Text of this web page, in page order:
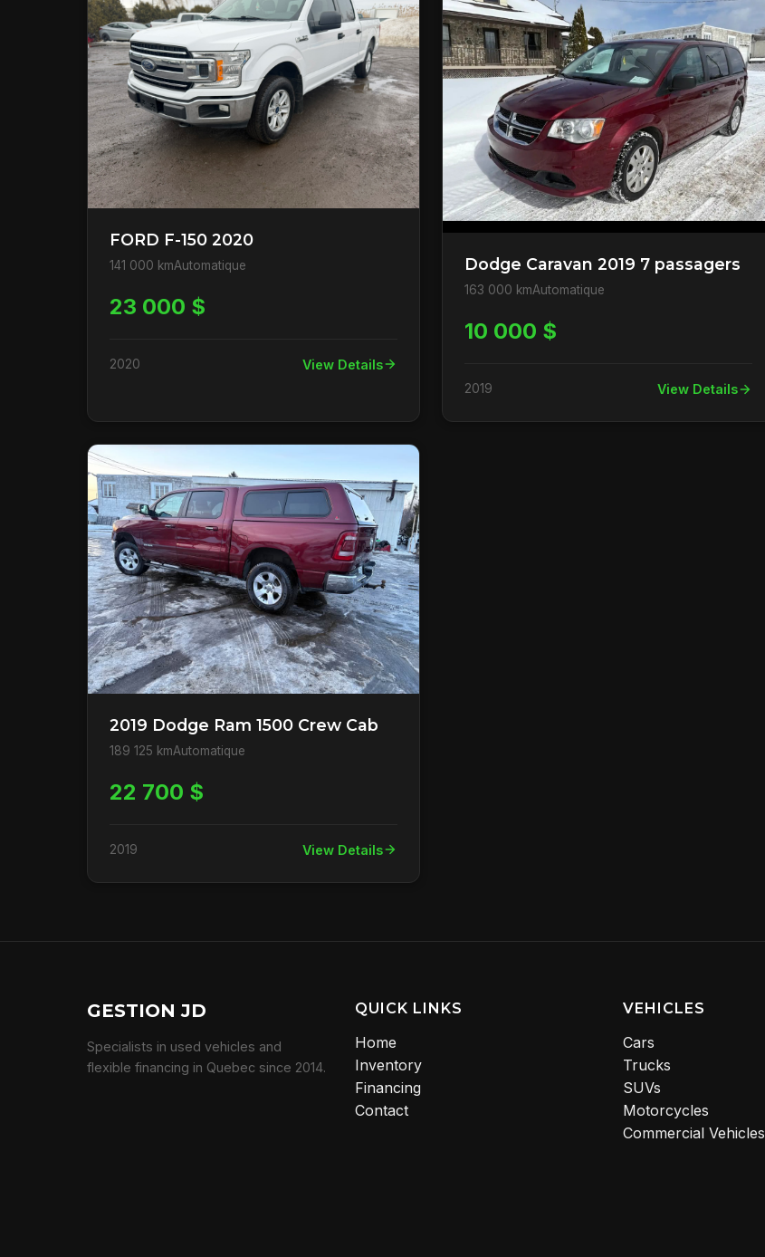
FORD F-150 2020
141 000 kmAutomatique
23 000 $
2020 View Details
Dodge Caravan 2019 7 passagers
163 000 kmAutomatique
10 000 $
2019 View Details
2019 Dodge Ram 1500 Crew Cab
189 125 kmAutomatique
22 700 $
2019 View Details
GESTION JD
Specialists in used vehicles and
flexible financing in Quebec since 2014.
QUICK LINKS
Home
Inventory
Financing
Contact
VEHICLES
Cars
Trucks
SUVs
Motorcycles
Commercial Vehicles